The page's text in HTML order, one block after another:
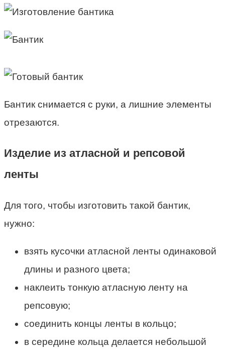
Бантик снимается с руки, а лишние элементы
отрезаются.
Изделие из атласной и репсовой
ленты
Для того, чтобы изготовить такой бантик,
нужно:
взять кусочки атласной ленты одинаковой
длины и разного цвета;
наклеить тонкую атласную ленту на
репсовую;
соединить концы ленты в кольцо;
в середине кольца делается небольшой